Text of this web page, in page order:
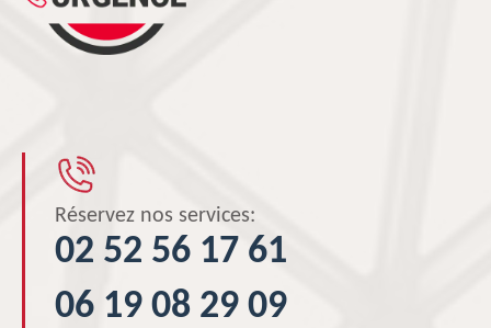
Réservez nos services:
02 52 56 17 61
06 19 08 29 09